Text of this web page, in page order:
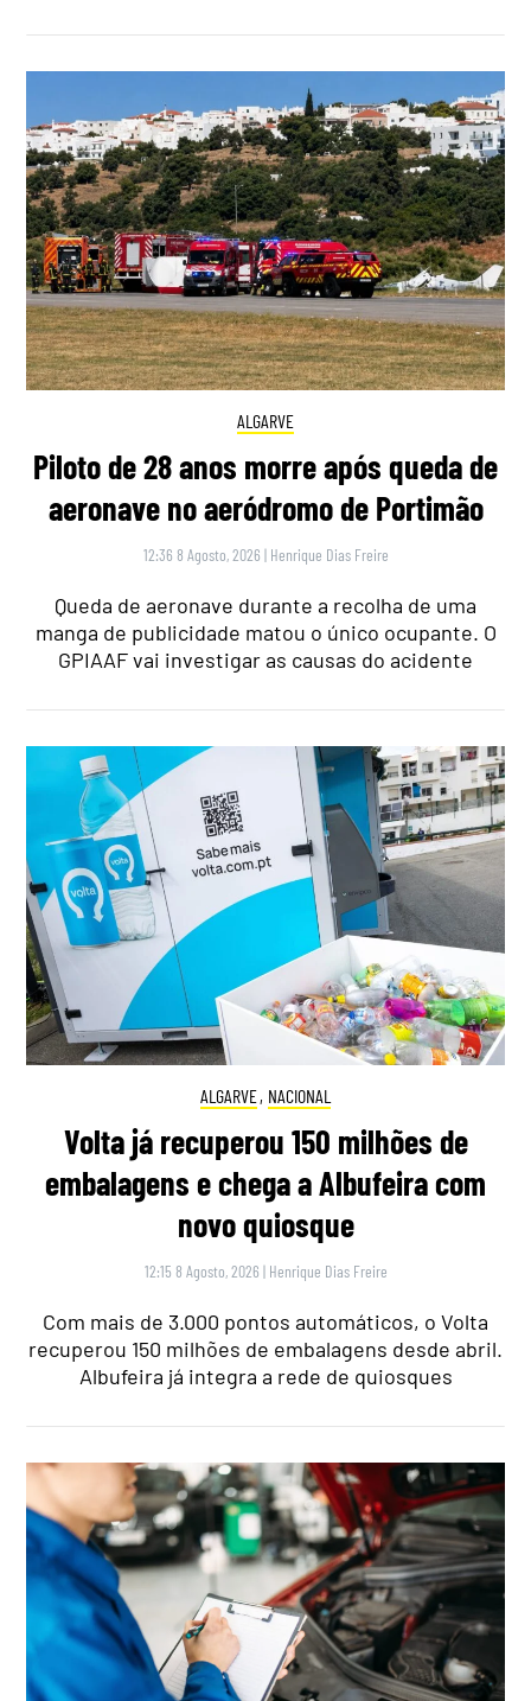
ALGARVE
Piloto de 28 anos morre após queda de
aeronave no aeródromo de Portimão
12:36 8 Agosto, 2026 | Henrique Dias Freire
Queda de aeronave durante a recolha de uma
manga de publicidade matou o único ocupante. O
GPIAAF vai investigar as causas do acidente
ALGARVE, NACIONAL
Volta já recuperou 150 milhões de
embalagens e chega a Albufeira com
novo quiosque
12:15 8 Agosto, 2026 | Henrique Dias Freire
Com mais de 3.000 pontos automáticos, o Volta
recuperou 150 milhões de embalagens desde abril.
Albufeira já integra a rede de quiosques